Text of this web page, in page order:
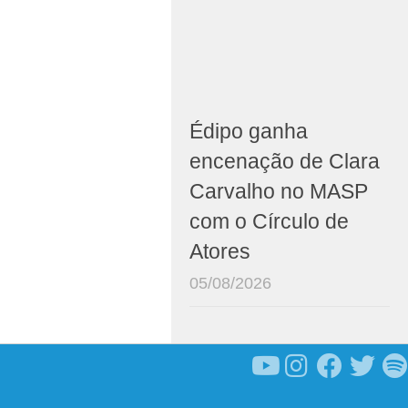
Édipo ganha
encenação de Clara
Carvalho no MASP
com o Círculo de
Atores
05/08/2026